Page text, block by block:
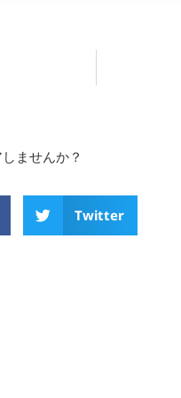
ませんか？
Twitter